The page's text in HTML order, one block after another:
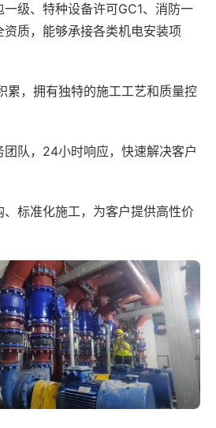
一级、特种设备许可GC1、消防一
质，能够承接各类机电安装项
累，拥有独特的施工工艺和质量控
团队，24小时响应，快速解决客户
、标准化施工，为客户提供高性价